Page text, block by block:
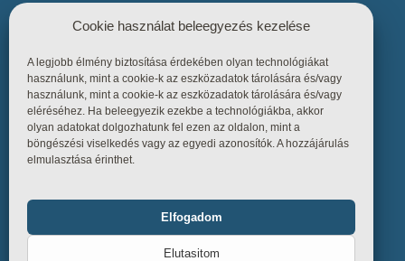
Hasznos linkek
Főoldal
Termékek
Tudástár
Üzletszabályzat
Cookie használat beleegyezés kezelése
A legjobb élmény biztosítása érdekében olyan technológiákat
használunk, mint a cookie-k az eszközadatok tárolására és/vagy
használunk, mint a cookie-k az eszközadatok tárolására és/vagy
eléréséhez. Ha beleegyezik ezekbe a technológiákba, akkor
olyan adatokat dolgozhatunk fel ezen az oldalon, mint a
böngészési viselkedés vagy az egyedi azonosítók. A hozzájárulás
elmulasztása érinthet.
Elfogadom
Elutasitom